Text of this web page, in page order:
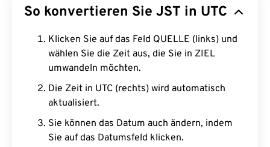
So konvertieren Sie JST in UTC
Klicken Sie auf das Feld QUELLE (links) und
wählen Sie die Zeit aus, die Sie in ZIEL
umwandeln möchten.
Die Zeit in UTC (rechts) wird automatisch
aktualisiert.
Sie können das Datum auch ändern, indem
Sie auf das Datumsfeld klicken.